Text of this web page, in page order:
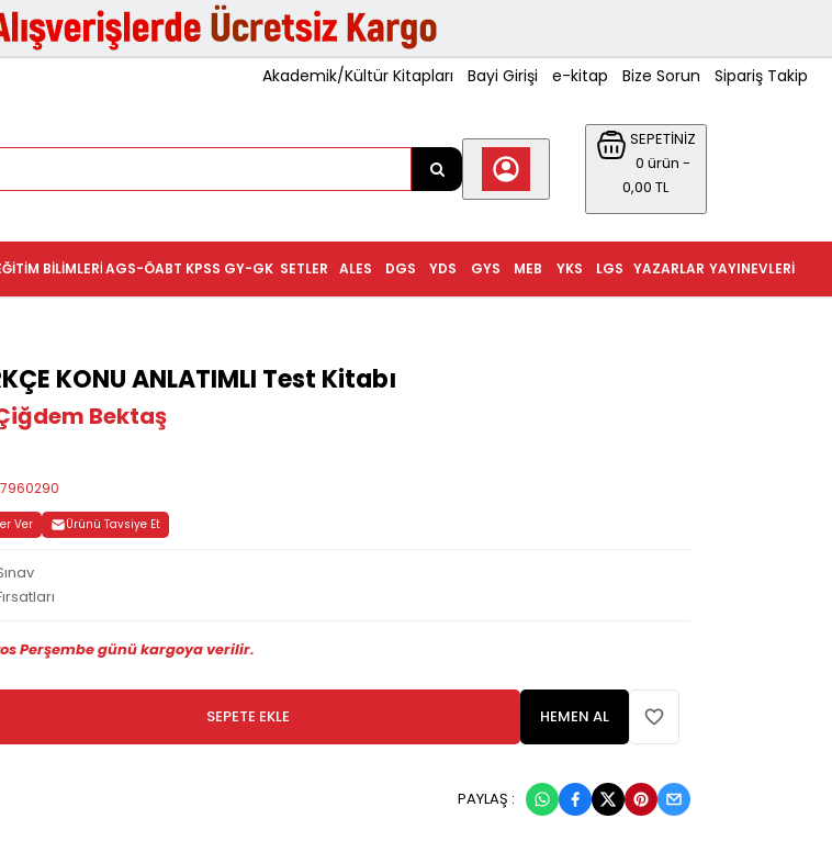
Akademik/Kültür Kitapları Bayi Girişi e-kitap Bize Sorun Sipariş Takip
SEPETİNİZ
0 ürün -
0,00 TL
YAYINEVLERI
YAZARLAR
LGS
YKS
MEB
GYS
YDS
DGS
ALES
SETLER
KPSS GY-GK
AGS-ÖABT
BILIMLERI
KONU ANLATIMLI Test Kitabı
Bektaş
Ver Ürünü Tavsiye Et
Perşembe günü kargoya verilir.
SEPETE EKLE HEMEN AL
PAYLAŞ :